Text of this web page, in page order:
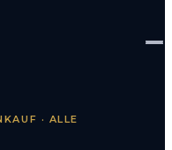
· ALLE